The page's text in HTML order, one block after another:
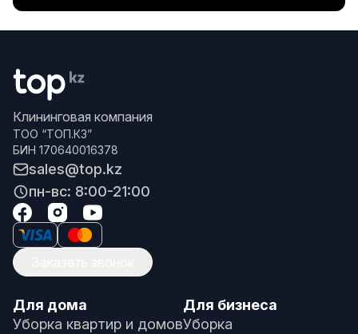
Клининговая компания
ТОО “ТОП.КЗ”
БИН 170640016378
sales@top.kz
пн-вс: 8:00-21:00
Для дома
Уборка квартир и домов
Для бизнеса
Уборка